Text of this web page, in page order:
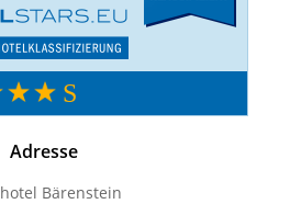
Adresse
Bärenstein